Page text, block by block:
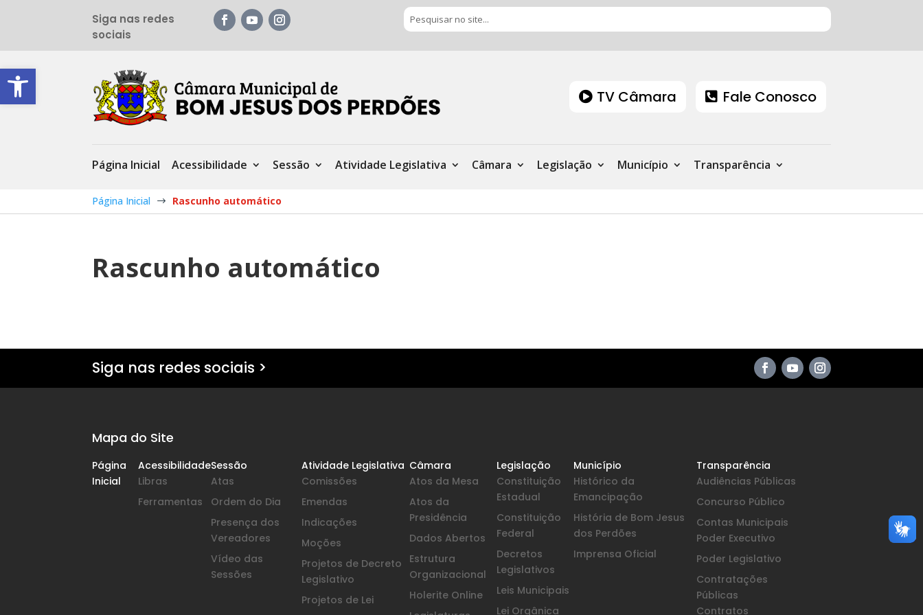
Barra de Ferramentas Aberta
Siga nas redes
sociais
TV Câmara Fale Conosco
Página Inicial Acessibilidade Sessão Atividade Legislativa Câmara Legislação Município Transparência
Página Inicial $ Rascunho automático
Rascunho automático
Siga nas redes sociais >
Mapa do Site
Página
Inicial
Acessibilidade
Libras
Ferramentas
Sessão
Atas
Ordem do Dia
Presença dos
Vereadores
Vídeo das
Sessões
Atividade Legislativa
Comissões
Emendas
Indicações
Moções
Projetos de Decreto
Legislativo
Projetos de Lei
Câmara
Atos da Mesa
Atos da
Presidência
Dados Abertos
Estrutura
Organizacional
Holerite Online
Legislação
Constituição
Estadual
Constituição
Federal
Decretos
Legislativos
Leis Municipais
Lei Orgânica
Município
Histórico da
Emancipação
História de Bom Jesus
dos Perdões
Imprensa Oficial
Transparência
Audiências Públicas
Concurso Público
Contas Municipais
Poder Executivo
Poder Legislativo
Contratações
Públicas
Contratos